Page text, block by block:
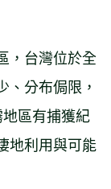
，台灣位於全
分布侷限，
區有捕獲紀
地利用與可能